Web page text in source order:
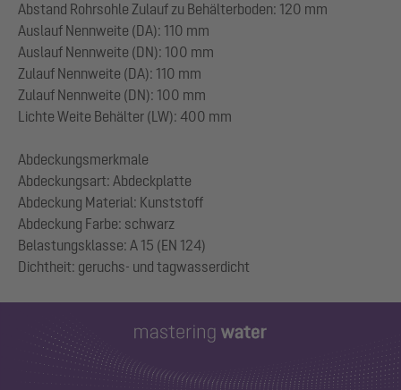
Abstand Rohrsohle Zulauf zu Behälterboden: 120 mm
Auslauf Nennweite (DA): 110 mm
Auslauf Nennweite (DN): 100 mm
Zulauf Nennweite (DA): 110 mm
Zulauf Nennweite (DN): 100 mm
Lichte Weite Behälter (LW): 400 mm
Abdeckungsmerkmale
Abdeckungsart: Abdeckplatte
Abdeckung Material: Kunststoff
Abdeckung Farbe: schwarz
Belastungsklasse: A 15 (EN 124)